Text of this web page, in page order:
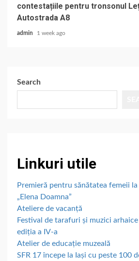
contestațiile pentru tronsonul
Autostrada A8
admin 1 week ago
Search
Linkuri utile
Premieră pentru sănătatea femeii
„Elena Doamna”
Ateliere de vacanță
Festival de tarafuri și muzici arhaice
ediția a IV-a
Atelier de educație muzeală
SFR 17 începe la Iași cu peste 100